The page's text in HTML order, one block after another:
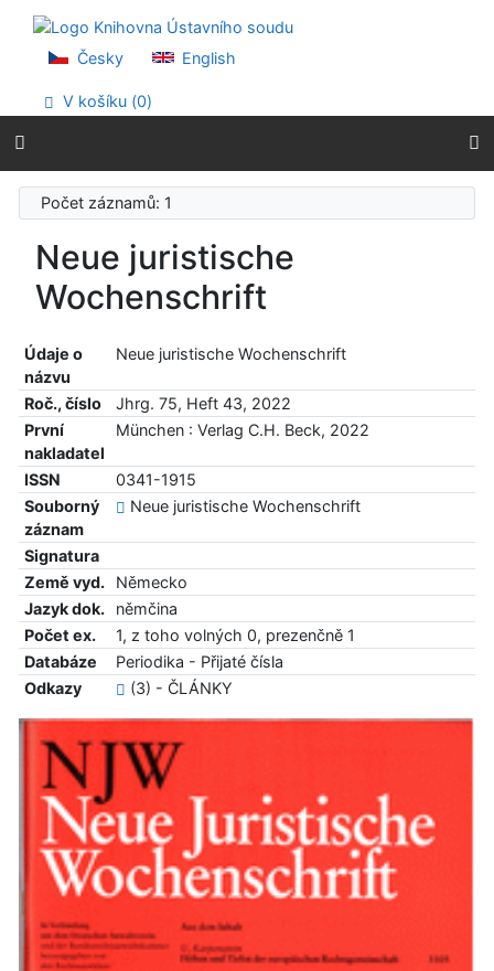
Přejít na menu
Prohlášení o webové přístupnosti
Česky English
V košíku (0)
Počet záznamů: 1
Neue juristische
Wochenschrift
Údaje o
názvu
Neue juristische Wochenschrift
Roč., číslo
Jhrg. 75, Heft 43, 2022
První
nakladatel
München : Verlag C.H. Beck, 2022
ISSN
0341-1915
Souborný
záznam
Neue juristische Wochenschrift
Signatura
Země vyd.
Německo
Jazyk dok.
němčina
Počet ex.
1, z toho volných 0, prezenčně 1
Databáze
Periodika - Přijaté čísla
Odkazy
(3) - ČLÁNKY